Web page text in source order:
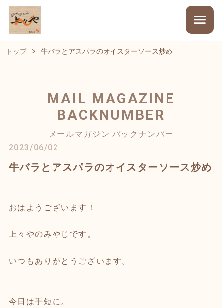
トップ 牛バラとアスパラのオイスターソース炒め
MAIL MAGAZINE
BACKNUMBER
メールマガジン バックナンバー
2023/06/02
牛バラとアスパラのオイスターソース炒め
おはようございます！
上々やのみやじです。
いつもありがとうございます。
今日は手短に。